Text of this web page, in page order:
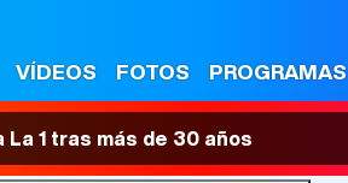
VÍDEOS FOTOS PROGRAMAS
1 tras más de 30 años